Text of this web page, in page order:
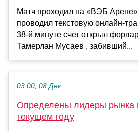
Матч проходил на «ВЭБ
проводил текстовую онлайн-
38-й минуте счет открыл
Тамерлан Мусаев , забивший...
03:00, 08 Дек
Определены лидеры рынка
текущем году